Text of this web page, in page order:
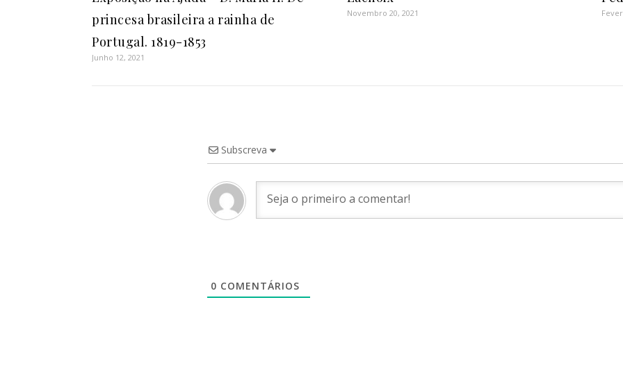
princesa brasileira a rainha de
Portugal. 1819-1853
Junho 12, 2021
Novembro 20, 2021
Subscreva
0 COMENTÁRIOS